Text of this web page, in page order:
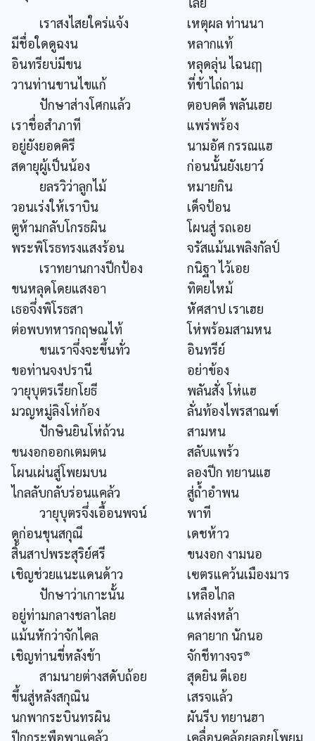
เราสงไสยใคร่แจ้ง
เหตุผล ท่านนา
มีชื่อใดดูฉงน
หลากแท้
อินทรียบ่มีขน
หลุดลุ่น ไฉนฤๅ
วานท่านขานไขแก้
ที่ข้าไถ่ถาม
ปักษาส่างโศกแล้ว
ตอบคดี พลันเฮย
เราชื่อสำภาที
แพร่พร้อง
อยู่ยังยอดคิรี
นามอัศ กรรณแฮ
สดายุผู้เป็นน้อง
ก่อนนั้นยังเยาว์
ยลรวิว่าลูกไม้
หมายกิน
วอนเร่งให้เราบิน
เด็จป้อน
ตูห้ามกลับโกรธผิน
โผนสู่ รถเอย
พระพิโรธทรงแสงร้อน
จรัสแม้นเพลิงกัลป์
เราทยานกางปีกป้อง
กนิฐา ไว้เอย
ขนหลุดโดยแสงอา
ทิตยไหม้
เธอจึ่งพิโรธสา
หัศสาป เราเฮย
ต่อพบทหารกฤษณไท้
โห่พร้อมสามหน
ขนเราจึ่งจะขึ้นทั่ว
อินทรีย์
ขอท่านจงปรานี
อย่าข้อง
วายุบุตรเรียกโยธี
พลันสั่ง โห่แฮ
มวญหมู่ลิงโห่ก้อง
ลั่นท้องไพรสาณฑ์
ปักษินยินโห่ถ้วน
สามหน
ขนงอกออกเตมตน
สลับแพร้ว
โผนเผ่นสู่โพยมบน
ลองปีก ทยานแฮ
ไกลลับกลับร่อนแคล้ว
สู่ถ้ำอำพน
วายุบุตรจึ่งเอื้อนพจน์
พาที
ดูก่อนขุนสกุณี
เดชห้าว
สิ้นสาปพระสุริย์ศรี
ขนงอก งามนอ
เชิญช่วยแนะแดนด้าว
เฃตรแคว้นเมืองมาร
ปักษาว่าเกาะนั้น
เหลือไกล
อยู่ท่ามกลางชลาไลย
แหล่งหล้า
แม้นหักว่าจักไคล
คลายาก นักนอ
เชิญท่านขี่หลังข้า
จักชีทางจร๑
สามนายต่างสดับถ้อย
สุดยิน ดีเอย
ขึ้นสู่หลังสกุณิน
เสรจแล้ว
นกพากระบินทรผิน
ผันรีบ ทยานฮา
ปีกกระพือพาแคล้ว
เคลื่อนคล้อยลอยโพยม